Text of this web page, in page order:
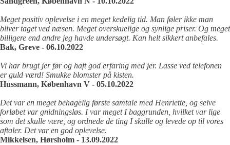
Meget positiv oplevelse i en meget kedelig tid. Man føler ikke man
bliver taget ved næsen. Meget overskuelige og synlige priser. Og meget
billigere end andre jeg havde undersøgt. Kan helt sikkert anbefales.
Bak, Greve - 06.10.2022
Vi har brugt jer før og haft god erfaring med jer. Lasse ved telefonen
er guld værd! Smukke blomster på kisten.
Hussmann, København V - 05.10.2022
Det var en meget behagelig første samtale med Henriette, og selve
forløbet var gnidningsløs. I var meget I baggrunden, hvilket var lige
som det skulle være, og ordnede de ting I skulle og levede op til vores
aftaler. Det var en god oplevelse.
Mikkelsen, Hørsholm - 13.09.2022